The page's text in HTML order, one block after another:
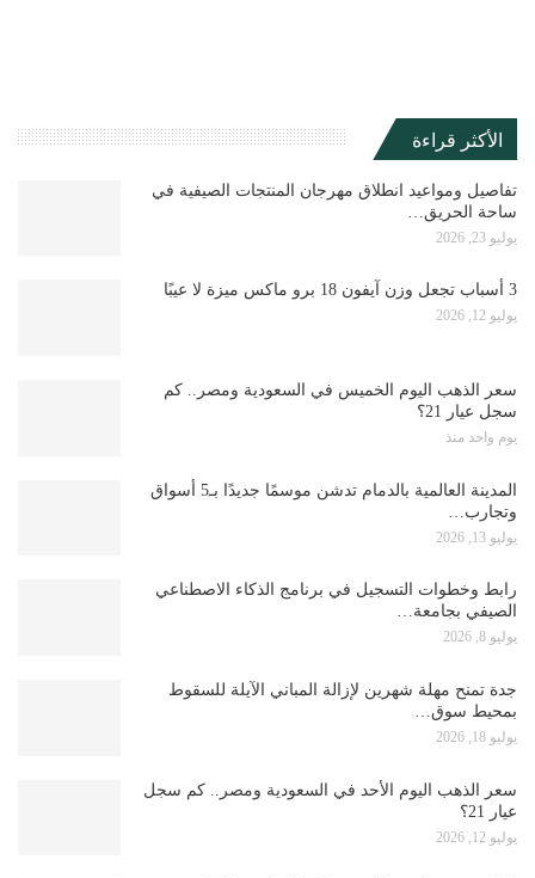
الأكثر قراءة
تفاصيل ومواعيد انطلاق مهرجان المنتجات الصيفية في
ساحة الحريق…
يوليو 23, 2026
3 أسباب تجعل وزن آيفون 18 برو ماكس ميزة لا عيبًا
يوليو 12, 2026
سعر الذهب اليوم الخميس في السعودية ومصر.. كم
سجل عيار 21؟
يوم واحد منذ
المدينة العالمية بالدمام تدشن موسمًا جديدًا بـ5 أسواق
وتجارب…
يوليو 13, 2026
رابط وخطوات التسجيل في برنامج الذكاء الاصطناعي
الصيفي بجامعة…
يوليو 8, 2026
جدة تمنح مهلة شهرين لإزالة المباني الآيلة للسقوط
بمحيط سوق…
يوليو 18, 2026
سعر الذهب اليوم الأحد في السعودية ومصر.. كم سجل
عيار 21؟
يوليو 12, 2026